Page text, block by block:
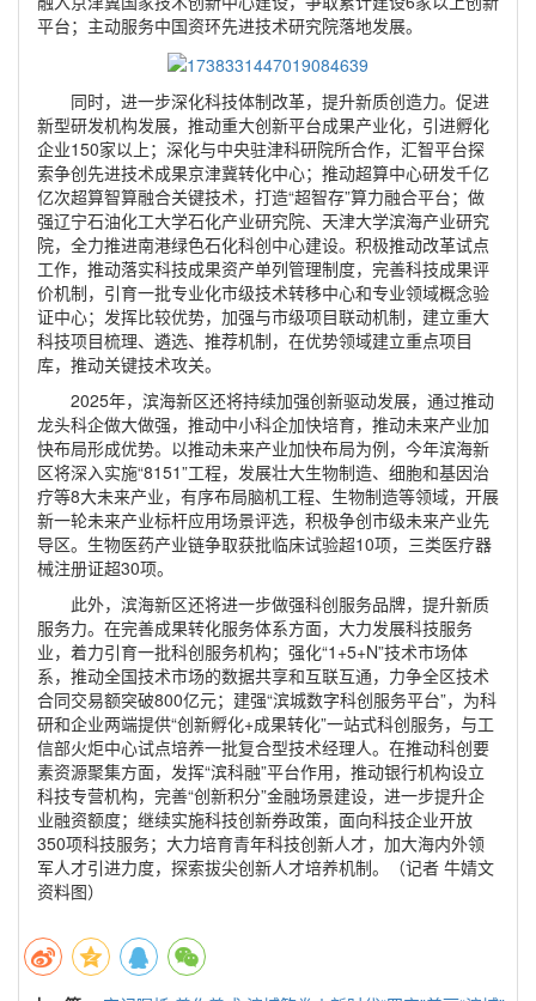
平台；主动服务中国资环先进技术研究院落地发展。
同时，进一步深化科技体制改革，提升新质创造力。促进
新型研发机构发展，推动重大创新平台成果产业化，引进孵化
企业150家以上；深化与中央驻津科研院所合作，汇智平台探
索争创先进技术成果京津冀转化中心；推动超算中心研发千亿
亿次超算智算融合关键技术，打造“超智存”算力融合平台；做
强辽宁石油化工大学石化产业研究院、天津大学滨海产业研究
院，全力推进南港绿色石化科创中心建设。积极推动改革试点
工作，推动落实科技成果资产单列管理制度，完善科技成果评
价机制，引育一批专业化市级技术转移中心和专业领域概念验
证中心；发挥比较优势，加强与市级项目联动机制，建立重大
科技项目梳理、遴选、推荐机制，在优势领域建立重点项目
库，推动关键技术攻关。
2025年，滨海新区还将持续加强创新驱动发展，通过推动
龙头科企做大做强，推动中小科企加快培育，推动未来产业加
快布局形成优势。以推动未来产业加快布局为例，今年滨海新
区将深入实施“8151”工程，发展壮大生物制造、细胞和基因治
疗等8大未来产业，有序布局脑机工程、生物制造等领域，开展
新一轮未来产业标杆应用场景评选，积极争创市级未来产业先
导区。生物医药产业链争取获批临床试验超10项，三类医疗器
械注册证超30项。
此外，滨海新区还将进一步做强科创服务品牌，提升新质
服务力。在完善成果转化服务体系方面，大力发展科技服务
业，着力引育一批科创服务机构；强化“1+5+N”技术市场体
系，推动全国技术市场的数据共享和互联互通，力争全区技术
合同交易额突破800亿元；建强“滨城数字科创服务平台”，为科
研和企业两端提供“创新孵化+成果转化”一站式科创服务，与工
信部火炬中心试点培养一批复合型技术经理人。在推动科创要
素资源聚集方面，发挥“滨科融”平台作用，推动银行机构设立
科技专营机构，完善“创新积分”金融场景建设，进一步提升企
业融资额度；继续实施科技创新券政策，面向科技企业开放
350项科技服务；大力培育青年科技创新人才，加大海内外领
军人才引进力度，探索拔尖创新人才培养机制。（记者 牛婧文
资料图）